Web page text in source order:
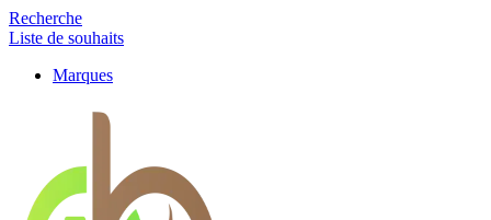
Recherche
Liste de souhaits
Marques